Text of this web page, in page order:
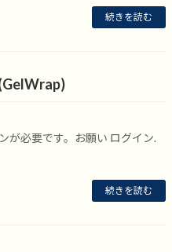
続きを読む
が必要です。お願い ログイン.
続きを読む